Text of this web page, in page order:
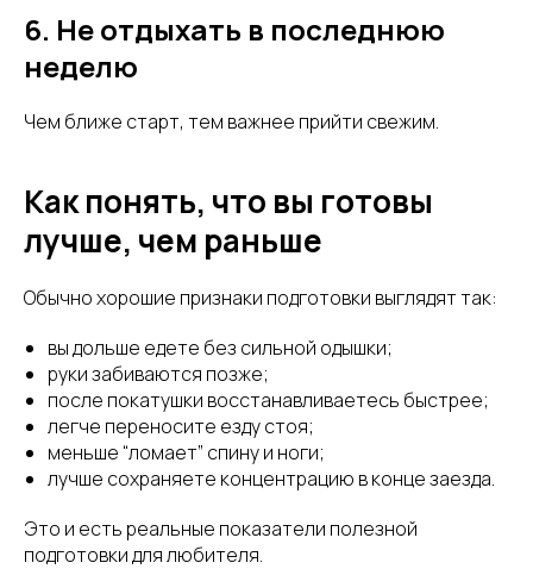
6. Не отдыхать в последнюю
неделю
Чем ближе старт, тем важнее прийти свежим.
Как понять, что вы готовы
лучше, чем раньше
Обычно хорошие признаки подготовки выглядят так:
вы дольше едете без сильной одышки;
руки забиваются позже;
после покатушки восстанавливаетесь быстрее;
легче переносите езду стоя;
меньше “ломает” спину и ноги;
лучше сохраняете концентрацию в конце заезда.
Это и есть реальные показатели полезной
подготовки для любителя.